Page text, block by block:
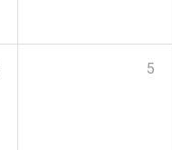
5